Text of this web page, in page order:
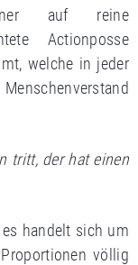
auf reine
Actionposse
welche in jeder
tritt, der hat einen
handelt sich um
völlig